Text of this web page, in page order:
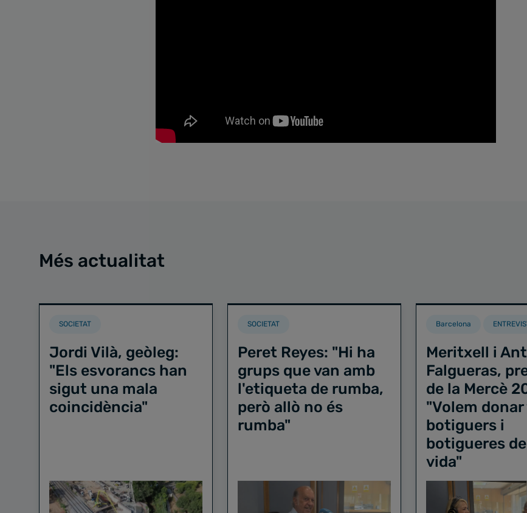
Més actualitat
SOCIETAT
Jordi Vilà, geòleg:
"Els esvorancs han
sigut una mala
coincidència"
SOCIETAT
Peret Reyes: "Hi ha
grups que van amb
l'etiqueta de rumba,
però allò no és
rumba"
Barcelona
Meritxell i
Falgueras,
de la Mercè
"Volem donar
botiguers i
botigueres
vida"